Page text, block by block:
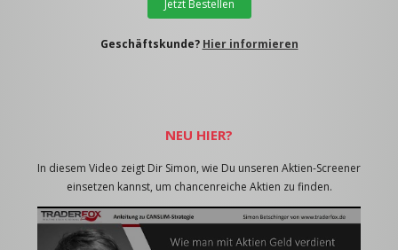
Jetzt Bestellen
Geschäftskunde? Hier informieren
NEU HIER?
In diesem Video zeigt Dir Simon, wie Du unseren Aktien-Screener
einsetzen kannst, um chancenreiche Aktien zu finden.